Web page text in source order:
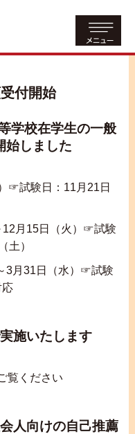
付開始
学校在学生の一般
始しました
☞試験日：11月21日
12月15日（火）☞試験
土）
3月31日（水）☞試験
応
施いたします
覧ください
人向けの自己推薦